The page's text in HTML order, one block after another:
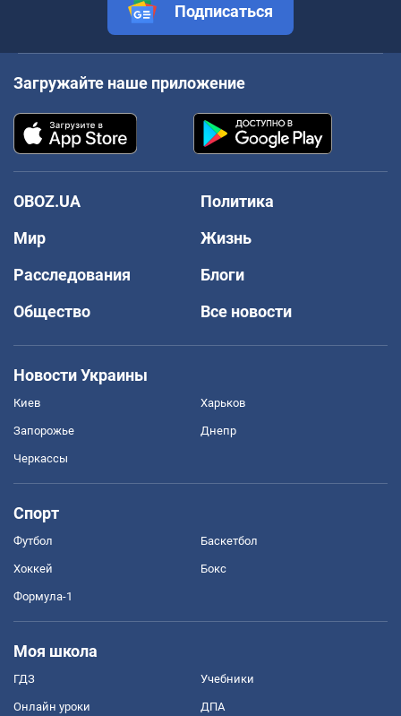
Подписаться
Загружайте наше приложение
OBOZ.UA
Политика
Мир
Жизнь
Расследования
Блоги
Общество
Все новости
Новости Украины
Киев Харьков
Запорожье Днепр
Черкассы
Спорт
Футбол Баскетбол
Хоккей Бокс
Формула-1
Моя школа
ГДЗ Учебники
Онлайн уроки ДПА